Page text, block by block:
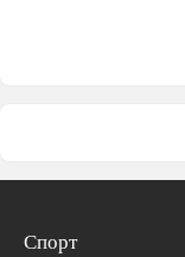
Спорт